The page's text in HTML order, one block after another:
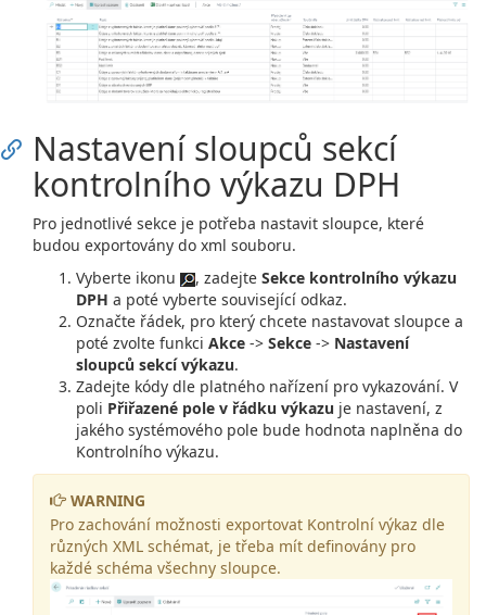
Nastavení sloupců sekcí
kontrolního výkazu DPH
Pro jednotlivé sekce je potřeba nastavit sloupce, které
budou exportovány do xml souboru.
Vyberte ikonu
, zadejte Sekce kontrolního výkazu
DPH a poté vyberte související odkaz.
Označte řádek, pro který chcete nastavovat sloupce a
poté zvolte funkci Akce -> Sekce -> Nastavení
sloupců sekcí výkazu.
Zadejte kódy dle platného nařízení pro vykazování. V
poli Přiřazené pole v řádku výkazu je nastavení, z
jakého systémového pole bude hodnota naplněna do
Kontrolního výkazu.
WARNING
Pro zachování možnosti exportovat Kontrolní výkaz dle
různých XML schémat, je třeba mít definovány pro
každé schéma všechny sloupce.